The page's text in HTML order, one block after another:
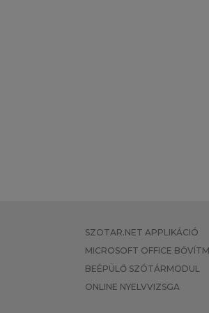
SZOTAR.NET APPLIKÁCIÓ
MICROSOFT OFFICE
BEÉPÜLŐ SZÓTÁRMODUL
ONLINE NYELVVIZSGA